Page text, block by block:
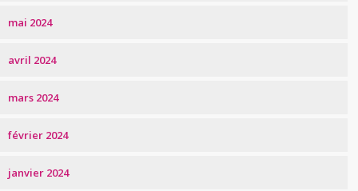
mai 2024
avril 2024
mars 2024
février 2024
janvier 2024